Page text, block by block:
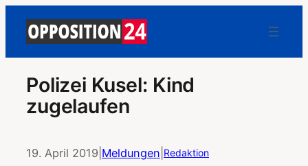
Polizei Kusel: Kind
zugelaufen
19. April 2019 Meldungen Redaktion